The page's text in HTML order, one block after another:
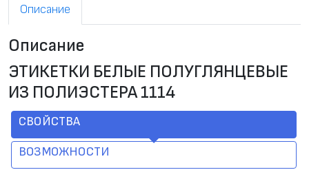
Описание
Описание
ЭТИКЕТКИ БЕЛЫЕ ПОЛУГЛЯНЦЕВЫЕ
ИЗ ПОЛИЭСТЕРА 1114
СВОЙСТВА
ВОЗМОЖНОСТИ